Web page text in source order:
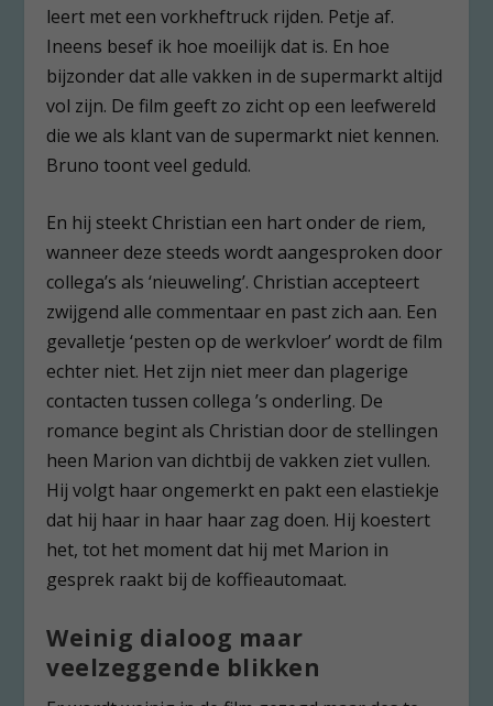
leert met een vorkheftruck rijden. Petje af.
Ineens besef ik hoe moeilijk dat is. En hoe
bijzonder dat alle vakken in de supermarkt altijd
vol zijn. De film geeft zo zicht op een leefwereld
die we als klant van de supermarkt niet kennen.
Bruno toont veel geduld.
En hij steekt Christian een hart onder de riem,
wanneer deze steeds wordt aangesproken door
collega’s als ‘nieuweling’. Christian accepteert
zwijgend alle commentaar en past zich aan. Een
gevalletje ‘pesten op de werkvloer’ wordt de film
echter niet. Het zijn niet meer dan plagerige
contacten tussen collega ’s onderling. De
romance begint als Christian door de stellingen
heen Marion van dichtbij de vakken ziet vullen.
Hij volgt haar ongemerkt en pakt een elastiekje
dat hij haar in haar haar zag doen. Hij koestert
het, tot het moment dat hij met Marion in
gesprek raakt bij de koffieautomaat.
Weinig dialoog maar
veelzeggende blikken